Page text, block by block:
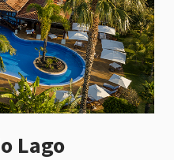
Lago